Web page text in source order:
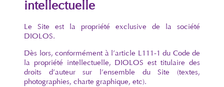
intellectuelle
Le Site est la propriété exclusive de la société
DIOLOS.
Dès lors, conformément à l’article L111-1 du Code de
la propriété intellectuelle, DIOLOS est titulaire des
droits d’auteur sur l’ensemble du Site (textes,
photographies, charte graphique, etc).